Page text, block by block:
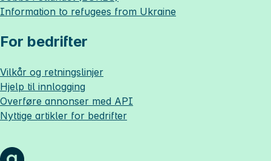
Information to refugees from Ukraine
For bedrifter
Vilkår og retningslinjer
Hjelp til innlogging
Overføre annonser med API
Nyttige artikler for bedrifter